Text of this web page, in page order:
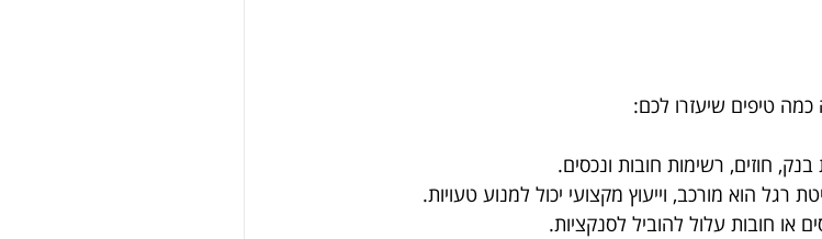
טיפים שיעזרו לכם:
בנק, חוזים, רשימות חובות ונכסים.
רגל הוא מורכב, וייעוץ מקצועי יכול למנוע טעויות.
או חובות עלול להוביל לסנקציות.